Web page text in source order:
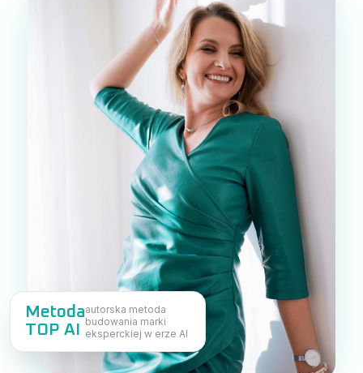
Metoda
TOP AI
autorska metoda
budowania marki
eksperckiej w erze AI